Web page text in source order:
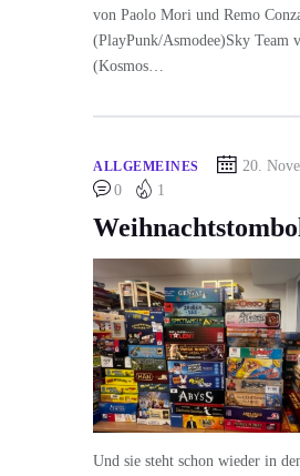
von Paolo Mori und Remo
(PlayPunk/Asmodee)Sky Team
(Kosmos…
ALLGEMEINES
20.
0
1
Und sie steht schon wieder in